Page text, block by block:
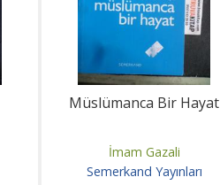
Müslümanca Bir Hayat
İmam Gazali
Semerkand Yayınları